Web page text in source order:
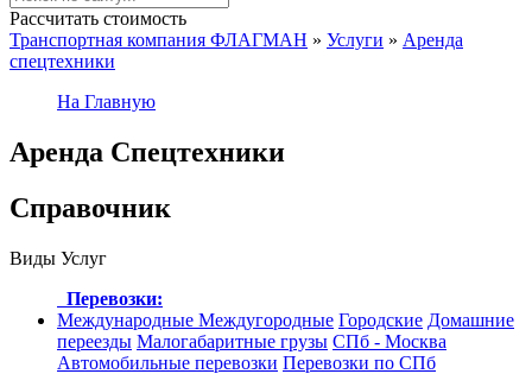
Рассчитать стоимость
Транспортная компания ФЛАГМАН » Услуги » Аренда
спецтехники
На Главную
Аренда Спецтехники
Справочник
Виды Услуг
Перевозки:
Международные Междугородные Городские Домашние
переезды Малогабаритные грузы СПб - Москва
Автомобильные перевозки Перевозки по СПб